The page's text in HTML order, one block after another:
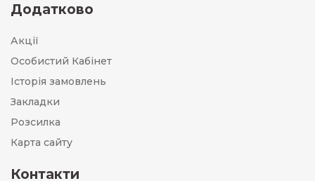
Додатково
Акції
Особистий Кабінет
Історія замовлень
Закладки
Розсилка
Карта сайту
Контакти